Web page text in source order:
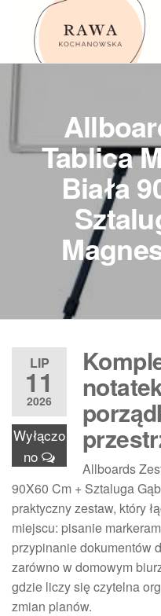
Przejdź
Tablica
Biała
LIP
11
2026
Wyłączo
no
Allboards
90X60 Cm + Sztaluga
praktyczny zestaw, który
miejscu: pisanie
przypinanie dokumentów
zarówno w domowym
gdzie liczy się czytelna
zmian planów.